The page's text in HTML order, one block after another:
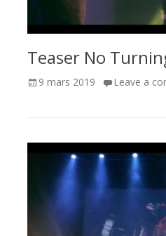
Teaser No
Posted
9 mars 2019 Leave a